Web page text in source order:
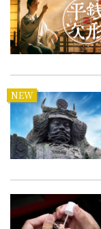
NEW